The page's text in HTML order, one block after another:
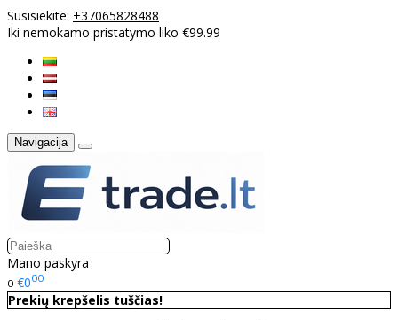
Susisiekite: +37065828488
Iki nemokamo pristatymo liko €99.99
Navigacija
Mano paskyra
0 €000
Prekių krepšelis tuščias!